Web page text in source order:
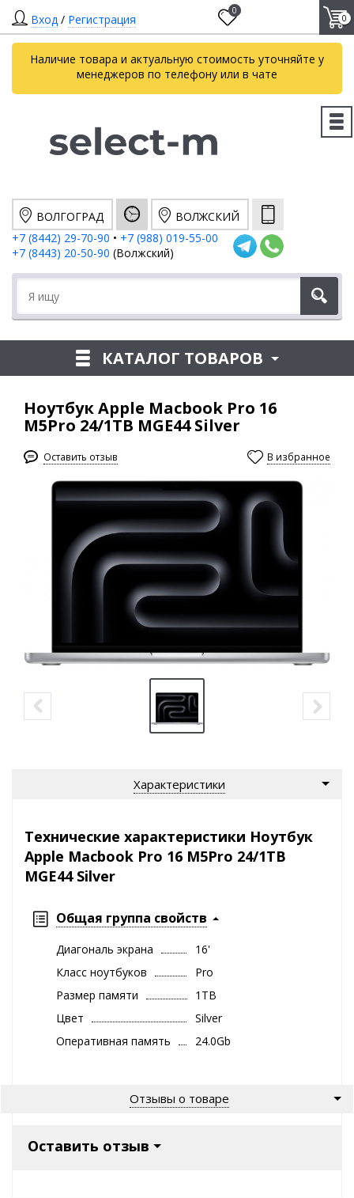
Вход / Регистрация
0
0
Наличие товара и актуальную стоимость уточняйте у
менеджеров по телефону или в чате
ВОЛГОГРАД
ВОЛЖСКИЙ
+7 (8442) 29-70-90 • +7 (988) 019-55-00
+7 (8443) 20-50-90 (Волжский)
КАТАЛОГ ТОВАРОВ
Ноутбук Apple Macbook Pro 16
M5Pro 24/1TB MGE44 Silver
Оставить отзыв В избранное
Характеристики
Технические характеристики Ноутбук
Apple Macbook Pro 16 M5Pro 24/1TB
MGE44 Silver
Общая группа свойств
Диагональ экрана
16'
Класс ноутбуков
Pro
Размер памяти
1TB
Цвет
Silver
Оперативная память
24.0Gb
Отзывы о товаре
Оставить отзыв